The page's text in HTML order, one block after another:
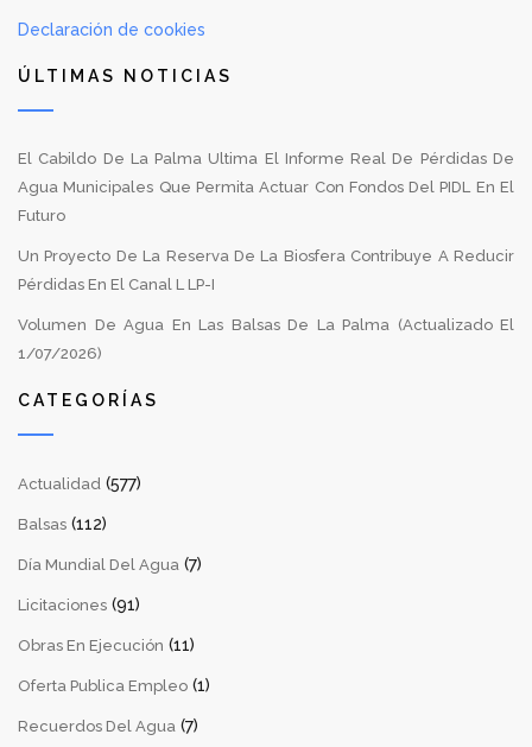
Declaración de cookies
ÚLTIMAS NOTICIAS
El Cabildo De La Palma Ultima El Informe Real De Pérdidas De
Agua Municipales Que Permita Actuar Con Fondos Del PIDL En El
Futuro
Un Proyecto De La Reserva De La Biosfera Contribuye A Reducir
Pérdidas En El Canal L LP-I
Volumen De Agua En Las Balsas De La Palma (Actualizado El
1/07/2026)
CATEGORÍAS
Actualidad (577)
Balsas (112)
Día Mundial Del Agua (7)
Licitaciones (91)
Obras En Ejecución (11)
Oferta Publica Empleo (1)
Recuerdos Del Agua (7)